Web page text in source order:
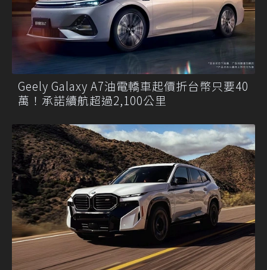
Geely Galaxy A7油電轎車起價折台幣只要40
萬！承諾續航超過2,100公里